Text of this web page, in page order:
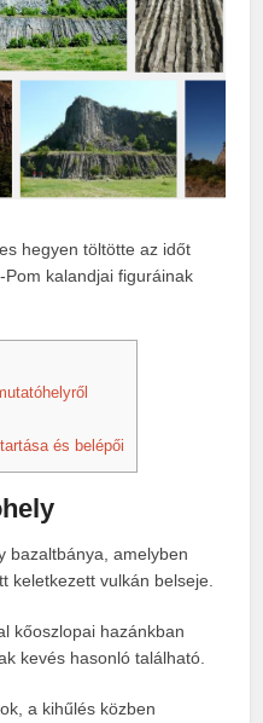
hegyen töltötte az időt
Pom kalandjai figuráinak
és belépői
bazaltbánya, amelyben
keletkezett vulkán belseje.
kőoszlopai hazánkban
kevés hasonló található.
a kihűlés közben